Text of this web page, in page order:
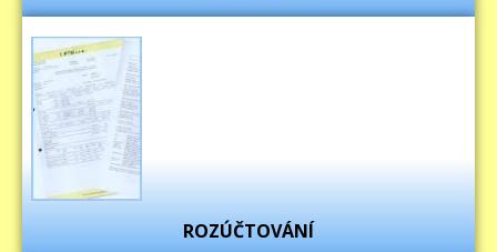
ROZÚČTOVÁNÍ